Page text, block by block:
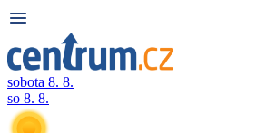
sobota 8. 8.
so 8. 8.